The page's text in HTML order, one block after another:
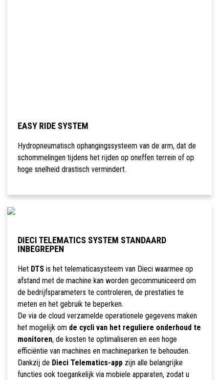
EASY RIDE SYSTEM
Hydropneumatisch ophangingssysteem van de arm, dat de
schommelingen tijdens het rijden op oneffen terrein of op
hoge snelheid drastisch vermindert.
DIECI TELEMATICS SYSTEM STANDAARD
INBEGREPEN
Het DTSis het telematicasysteem van Dieci waarmee op
afstand met de machine kan worden gecommuniceerd om
de bedrijfsparameters te controleren, de prestaties te
meten en het gebruik te beperken.
De via de cloud verzamelde operationele gegevens maken
het mogelijk om de cycli van het reguliere onderhoud te
monitoren, de kosten te optimaliseren en een hoge
efficiëntie van machines en machineparken te behouden.
Dankzij de Dieci Telematics-appzijn alle belangrijke
functies ook toegankelijk via mobiele apparaten, zodat u